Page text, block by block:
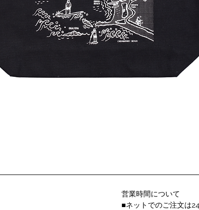
営業時間について
■ネットでのご注文は